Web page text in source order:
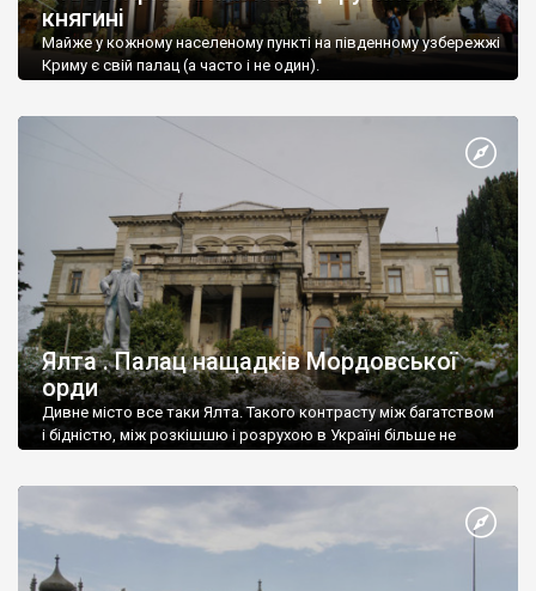
княгині
Майже у кожному населеному пункті на південному узбережжі
Криму є свій палац (а часто і не один).
Ялта . Палац нащадків Мордовської
орди
Дивне місто все таки Ялта. Такого контрасту між багатством
і бідністю, між розкішшю і розрухою в Україні більше не